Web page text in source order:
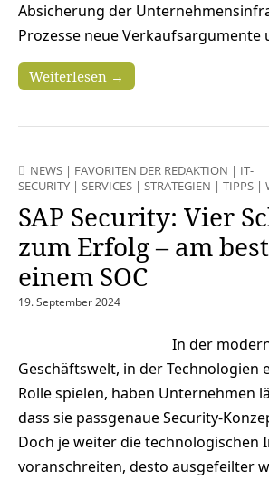
Absicherung der
Prozesse neue Verkaufsargumente
Weiterlesen →
NEWS | FAVORITEN DER REDAKTION | IT-
SECURITY | SERVICES | STRATEGIEN | TIPPS |
SAP Security: Vier
zum Erfolg – am
einem SOC
19. September 2024
In der
Geschäftswelt, in der Technologien
Rolle spielen, haben Unternehmen
dass sie passgenaue Security-
Doch je weiter die technologischen
voranschreiten, desto ausgefeilter